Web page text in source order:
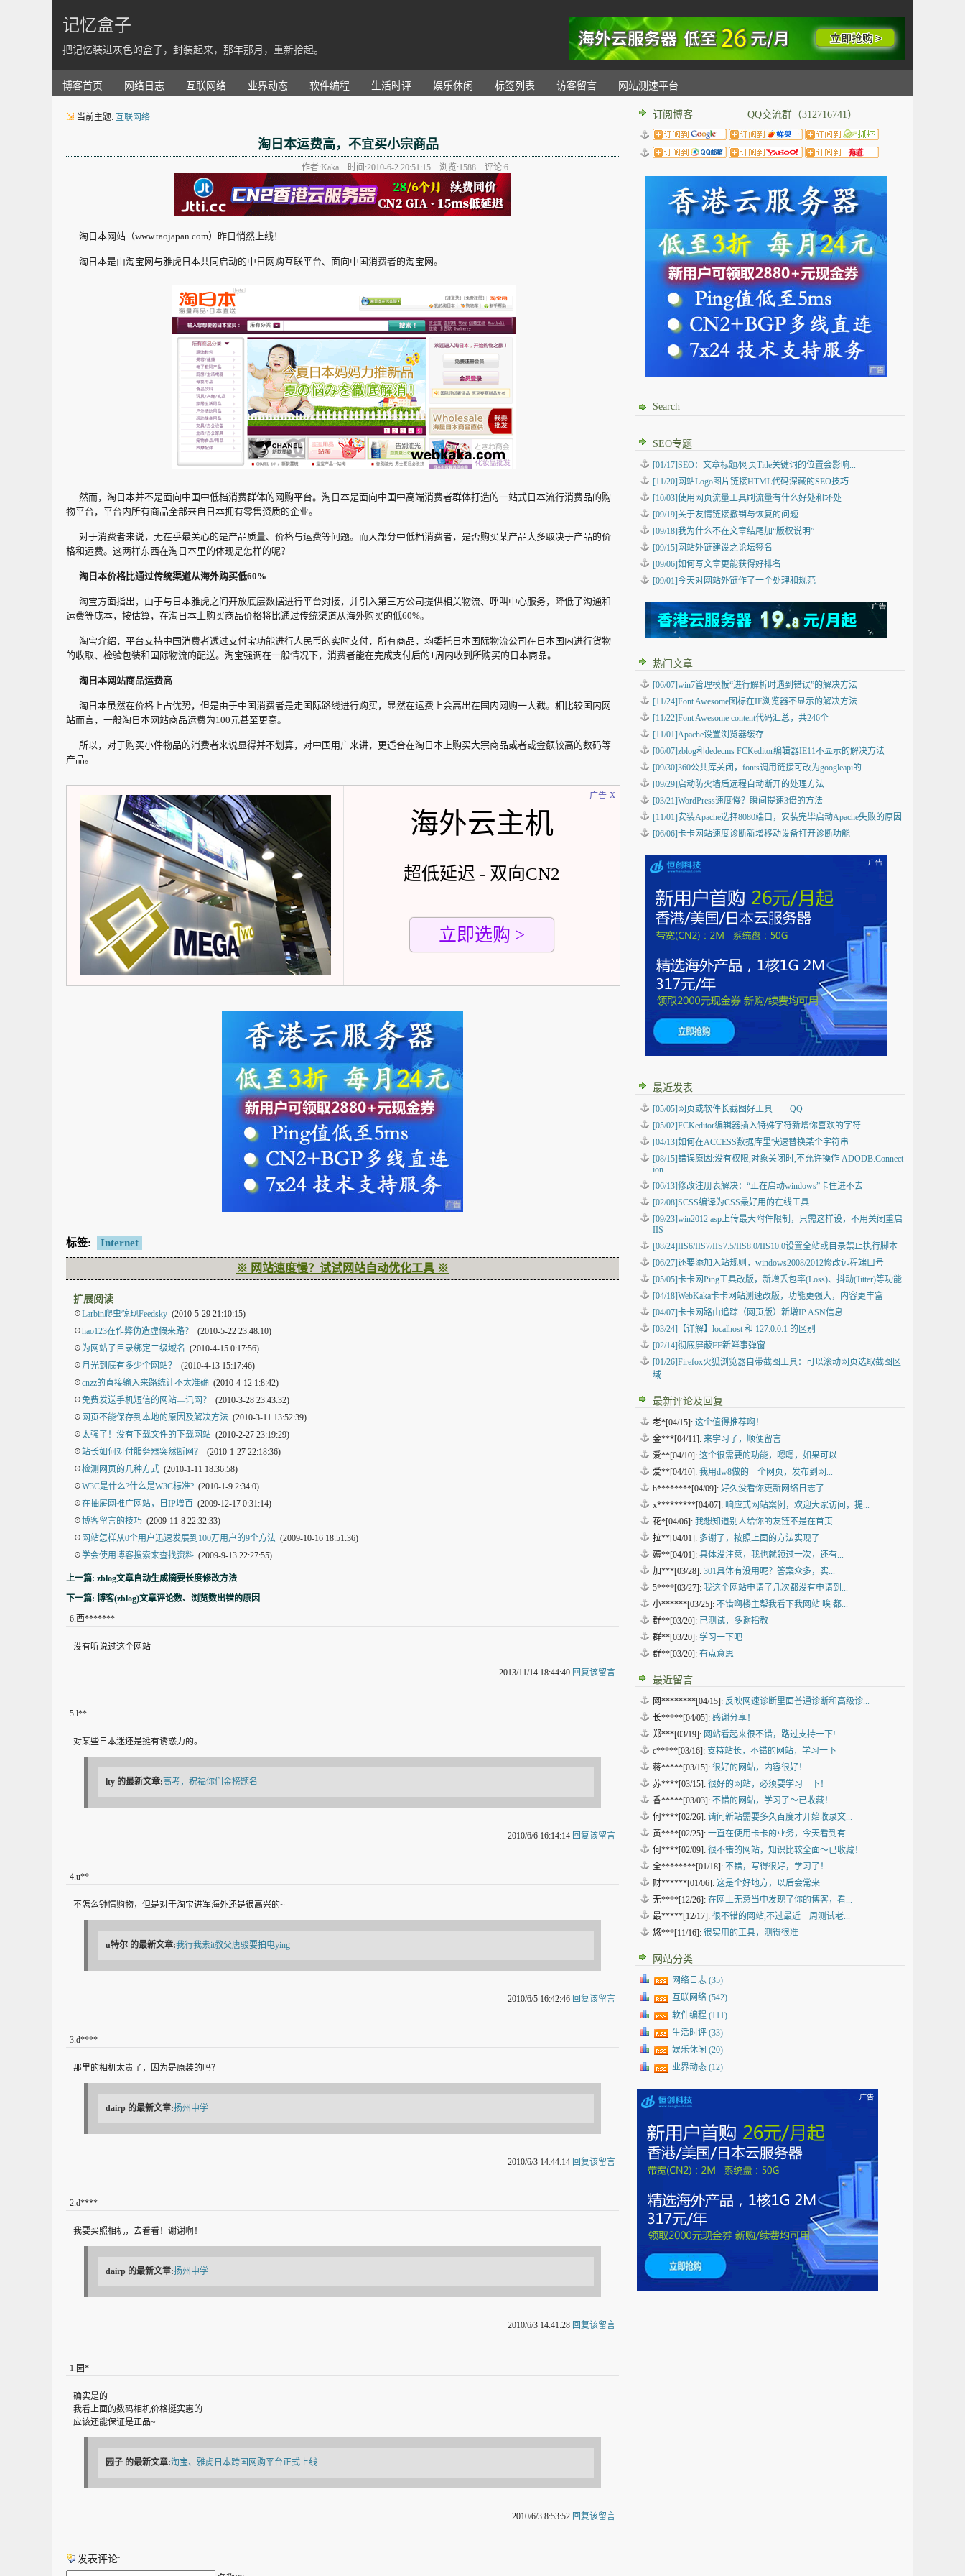
记忆盒子
把记忆装进灰色的盒子，封装起来，那年那月，重新拾起。
博客首页 网络日志 互联网络 业界动态 软件编程 生活时评 娱乐休闲 标签列表 访客留言 网站测速平台
当前主题: 互联网络
淘日本运费高，不宜买小宗商品
作者:Kaka 时间:2010-6-2 20:51:15 浏览:1588 评论:6
淘日本网站（www.taojapan.com）昨日悄然上线！
淘日本是由淘宝网与雅虎日本共同启动的中日网购互联平台、面向中国消费者的淘宝网。
然而，淘日本并不是面向中国中低档消费群体的网购平台。淘日本是面向中国中高端消费者群体打造的一站式日本流行消费品的购
物平台，平台内所有商品全部来自日本拥有零售资质的企业。
对于消费者来说，无在乎最关心的是产品质量、价格与运费等问题。而大部分中低档消费者，是否购买某产品大多取决于产品的价
格和运费。这两样东西在淘日本里的体现是怎样的呢？
淘日本价格比通过传统渠道从海外购买低60%
淘宝方面指出，由于与日本雅虎之间开放底层数据进行平台对接，并引入第三方公司提供相关物流、呼叫中心服务，降低了沟通和
运费等成本，按估算，在淘日本上购买商品价格将比通过传统渠道从海外购买的低60%。
淘宝介绍， 平台支持中国消费者透过支付宝功能进行人民币的实时支付，所有商品，均委托日本国际物流公司在日本国内进行货物
的收取、检验包装和国际物流的配送。淘宝强调在一般情况下，消费者能在完成支付后的1周内收到所购买的日本商品。
淘日本网站商品运费高
淘日本虽然在价格上占优势，但是由于中国消费者是走国际路线进行购买，显然在运费上会高出在国内网购一大截。相比较国内网
站而言，一般淘日本网站商品运费为100元甚至更高。
所以，对于购买小件物品的消费者来说显得并不划算，对中国用户来讲，更适合在淘日本上购买大宗商品或者或金额较高的数码等
产品。
广告
海外云主机
超低延迟 - 双向CN2
立即选购 >
x
标签: Internet
※ 网站速度慢？试试网站自动优化工具 ※
扩展阅读
☉Larbin爬虫惊现Feedsky (2010-5-29 21:10:15)
☉hao123在作弊伪造虚假来路？
(2010-5-22 23:48:10)
☉ 为网站子目录绑定二级域名 (2010-4-15 0:17:56)
☉ 月光到底有多少个网站？
(2010-4-13 15:17:46)
☉cnzz的直接输入来路统计不太准确 (2010-4-12 1:8:42)
☉免费发送手机短信的网站—讯网？
(2010-3-28 23:43:32)
☉ 网页不能保存到本地的原因及解决方法 (2010-3-11 13:52:39)
☉太强了！没有下载文件的下载网站 (2010-2-27 23:19:29)
☉站长如何对付服务器突然断网？
(2010-1-27 22:18:36)
☉检测网页的几种方式 (2010-1-11 18:36:58)
☉W3C是什么?什么是W3C标准? (2010-1-9 2:34:0)
☉在抽屉网推广网站，日IP增百 (2009-12-17 0:31:14)
☉博客留言的技巧 (2009-11-8 22:32:33)
☉ 网站怎样从0个用户迅速发展到100万用户的9个方法 (2009-10-16 18:51:36)
☉学会使用博客搜索来查找资料 (2009-9-13 22:27:55)
上一篇: zblog文章自动生成摘要长度修改方法
下一篇: 博客(zblog)文章评论数、浏览数出错的原因
6.西*******
没有听说过这个网站
2013/11/14 18:44:40 回复该留言
5.l**
对某些日本迷还是挺有诱惑力的。
lty 的最新文章:高考，祝福你们金榜题名
2010/6/6 16:14:14 回复该留言
4.u**
不怎么钟情购物，但是对于淘宝进军海外还是很高兴的~
u特尔 的最新文章:我行我素it教父唐骏要拍电ying
2010/6/5 16:42:46 回复该留言
3.d****
那里的相机太贵了，因为是原装的吗？
dairp 的最新文章:扬州中学
2010/6/3 14:44:14 回复该留言
2.d****
我要买照相机，去看看！谢谢啊！
dairp 的最新文章:扬州中学
2010/6/3 14:41:28 回复该留言
1. 园*
确实是的
我看上面的数码相机价格挺实惠的
应该还能保证是正品~
园子 的最新文章:淘宝、雅虎日本跨国网购平台正式上线
2010/6/3 8:53:52 回复该留言
发表评论:
订阅博客 QQ交流群（312716741）
Search
SEO专题
[01/17]SEO：文章标题/网页Title关键词的位置会影响...
[11/20]网站Logo图片链接HTML代码深藏的SEO技巧
[10/03]使用网页流量工具刷流量有什么好处和坏处
[09/19]关于友情链接撤销与恢复的问题
[09/18]我为什么不在文章结尾加“版权说明”
[09/15]网站外链建设之论坛签名
[09/06]如何写文章更能获得好排名
[09/01]今天对网站外链作了一个处理和规范
热门文章
[06/07]win7管理模板“进行解析时遇到错误”的解决方法
[11/24]Font Awesome图标在IE浏览器不显示的解决方法
[11/22]Font Awesome content代码汇总，共246个
[11/01]Apache设置浏览器缓存
[06/07]zblog和dedecms FCKeditor编辑器IE11不显示的解决方法
[09/30]360公共库关闭，fonts调用链接可改为googleapi的
[09/29]启动防火墙后远程自动断开的处理方法
[03/21]WordPress速度慢？瞬间提速3倍的方法
[11/01]安装Apache选择8080端口，安装完毕启动Apache失败的原因
[06/06]卡卡网站速度诊断新增移动设备打开诊断功能
最近发表
[05/05] 网页或软件长截图好工具——QQ
[05/02]FCKeditor编辑器插入特殊字符新增你喜欢的字符
[04/13]如何在ACCESS数据库里快速替换某个字符串
[08/15]错误原因:没有权限,对象关闭时,不允许操作 ADODB.Connect
ion
[06/13]修改注册表解决：“正在启动windows”卡住进不去
[02/08]SCSS编译为CSS最好用的在线工具
[09/23]win2012 asp上传最大附件限制，只需这样设，不用关闭重启
IIS
[08/24]IIS6/IIS7/IIS7.5/IIS8.0/IIS10.0设置全站或目录禁止执行脚本
[06/27]还要添加入站规则，windows2008/2012修改远程端口号
[05/05]卡卡网Ping工具改版，新增丢包率(Loss)、抖动(Jitter)等功能
[04/18]WebKaka卡卡网站测速改版，功能更强大，内容更丰富
[04/07]卡卡网路由追踪（网页版）新增IP ASN信息
[03/24] 【详解】localhost 和 127.0.0.1 的区别
[02/14]彻底屏蔽FF新鲜事弹窗
[01/26]Firefox火狐浏览器自带截图工具：可以滚动网页选取截图区
域
最新评论及回复
老*[04/15]: 这个值得推荐啊！
金***[04/11]: 来学习了，顺便留言
爱**[04/10]: 这个很需要的功能，嗯嗯，如果可以...
爱**[04/10]: 我用dw8做的一个网页，发布到网...
b********[04/09]: 好久没看你更新网络日志了
x*********[04/07]: 响应式网站案例，欢迎大家访问，提...
花*[04/06]: 我想知道别人给你的友链不是在首页...
拉**[04/01]: 多谢了，按照上面的方法实现了
薅**[04/01]: 具体没注意，我也就领过一次，还有...
加***[03/28]: 301具体有没用呢？答案众多，实...
5****[03/27]: 我这个网站申请了几次都没有申请到...
小******[03/25]: 不错啊楼主帮我看下我网站 唉 都...
群**[03/20]: 已测试，多谢指教
群**[03/20]: 学习一下吧
群**[03/20]: 有点意思
最近留言
网********[04/15]: 反映网速诊断里面普通诊断和高级诊...
长*****[04/05]: 感谢分享！
郑***[03/19]: 网站看起来很不错，路过支持一下!
c*****[03/16]: 支持站长，不错的网站，学习一下
蒋*****[03/15]: 很好的网站，内容很好！
苏****[03/15]: 很好的网站，必须要学习一下！
香*****[03/03]: 不错的网站，学习了～已收藏！
何****[02/26]: 请问新站需要多久百度才开始收录文...
黄****[02/25]: 一直在使用卡卡的业务，今天看到有...
何****[02/09]: 很不错的网站，知识比较全面～已收藏！
全********[01/18]: 不错，写得很好，学习了！
财******[01/06]: 这是个好地方，以后会常来
无****[12/26]: 在网上无意当中发现了你的博客，看...
最*****[12/17]: 很不错的网站,不过最近一周测试老...
悠***[11/16]: 很实用的工具，测得很准
网站分类
网络日志 (35)
互联网络 (542)
软件编程 (111)
生活时评 (33)
娱乐休闲 (20)
业界动态 (12)